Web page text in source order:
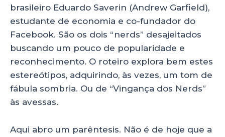
brasileiro Eduardo Saverin (Andrew Garfield),
estudante de economia e co-fundador do
Facebook. São os dois “nerds” desajeitados
buscando um pouco de popularidade e
reconhecimento. O roteiro explora bem estes
estereótipos, adquirindo, às vezes, um tom de
fábula sombria. Ou de “Vingança dos Nerds”
às avessas.
Aqui abro um parêntesis. Não é de hoje que a